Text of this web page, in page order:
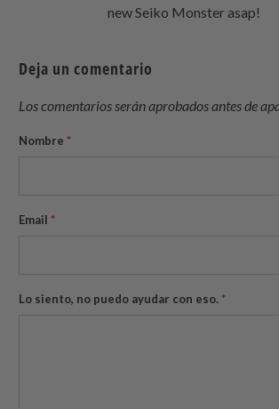
new Seiko Monster asap!
Deja un comentario
Los comentarios serán aprobados antes de
Nombre *
Email *
Lo siento, no puedo ayudar con eso. *